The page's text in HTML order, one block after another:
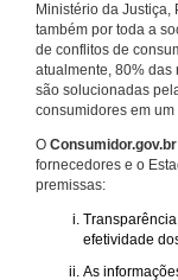
Ministério da Justiça,
também por toda a
de conflitos de
atualmente, 80% das
são solucionadas
consumidores em
O Consumidor.gov.br
fornecedores e o
premissas:
efetividade
As